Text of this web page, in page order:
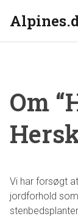
Om
Vi har forsøgt
jordforhold